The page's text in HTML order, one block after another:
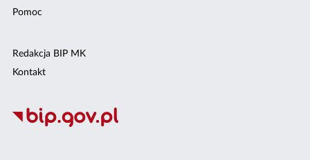
Pomoc
Redakcja BIP MK
Kontakt